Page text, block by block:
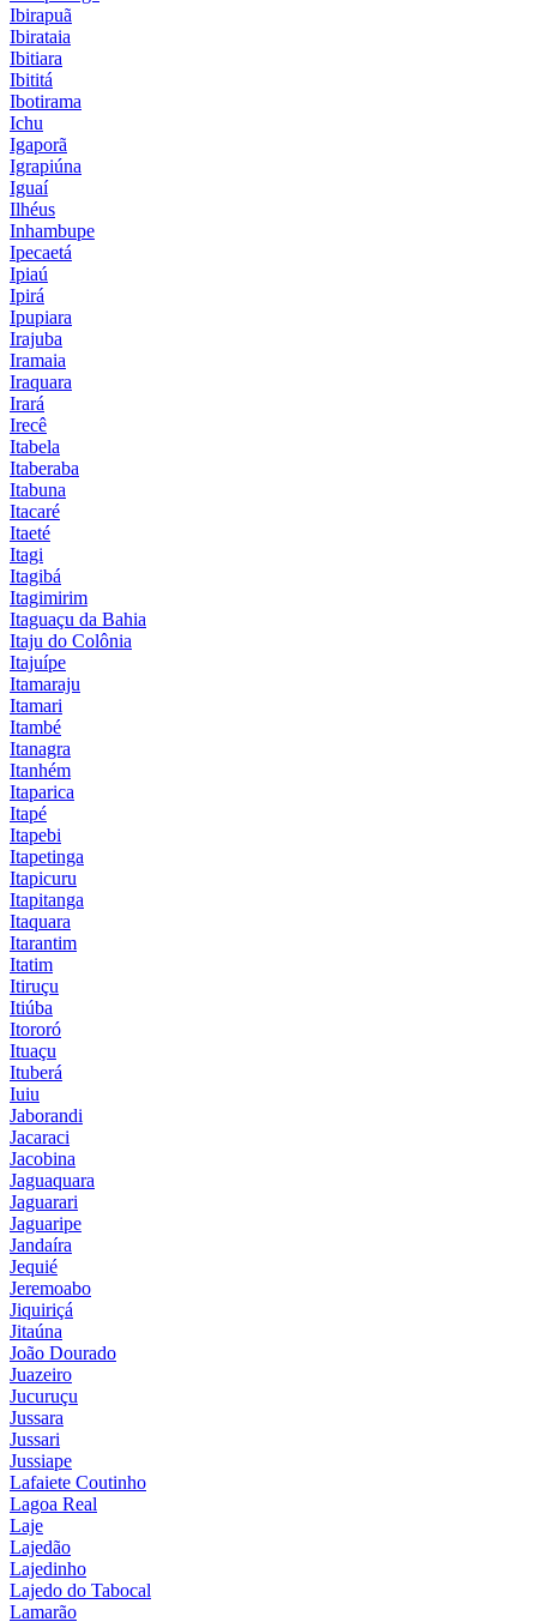
Ibirapuã
Ibirataia
Ibitiara
Ibititá
Ibotirama
Ichu
Igaporã
Igrapiúna
Iguaí
Ilhéus
Inhambupe
Ipecaetá
Ipiaú
Ipirá
Ipupiara
Irajuba
Iramaia
Iraquara
Irará
Irecê
Itabela
Itaberaba
Itabuna
Itacaré
Itaeté
Itagi
Itagibá
Itagimirim
Itaguaçu da Bahia
Itaju do Colônia
Itajuípe
Itamaraju
Itamari
Itambé
Itanagra
Itanhém
Itaparica
Itapé
Itapebi
Itapetinga
Itapicuru
Itapitanga
Itaquara
Itarantim
Itatim
Itiruçu
Itiúba
Itororó
Ituaçu
Ituberá
Iuiu
Jaborandi
Jacaraci
Jacobina
Jaguaquara
Jaguarari
Jaguaripe
Jandaíra
Jequié
Jeremoabo
Jiquiriçá
Jitaúna
João Dourado
Juazeiro
Jucuruçu
Jussara
Jussari
Jussiape
Lafaiete Coutinho
Lagoa Real
Laje
Lajedão
Lajedinho
Lajedo do Tabocal
Lamarão